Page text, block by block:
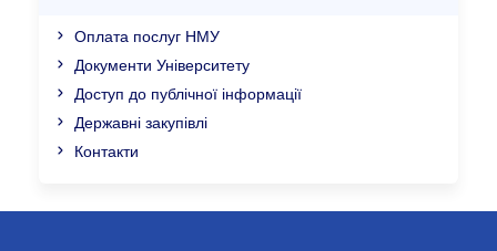
Оплата послуг НМУ
Документи Університету
Доступ до публічної інформації
Державні закупівлі
Контакти